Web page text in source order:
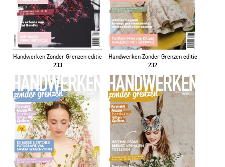
Handwerken Zonder Grenzen editie
233
Handwerken Zonder Grenzen editie
232